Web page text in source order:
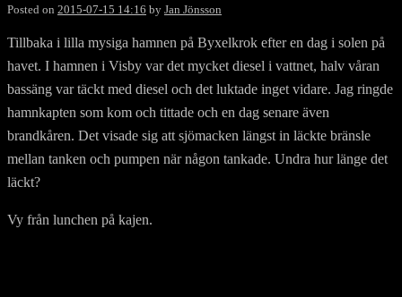
Posted on 2015-07-15 14:16 by Jan Jönsson
Tillbaka i lilla mysiga hamnen på Byxelkrok efter en dag i solen på
havet. I hamnen i Visby var det mycket diesel i vattnet, halv våran
bassäng var täckt med diesel och det luktade inget vidare. Jag ringde
hamnkapten som kom och tittade och en dag senare även
brandkåren. Det visade sig att sjömacken längst in läckte bränsle
mellan tanken och pumpen när någon tankade. Undra hur länge det
läckt?
Vy från lunchen på kajen.